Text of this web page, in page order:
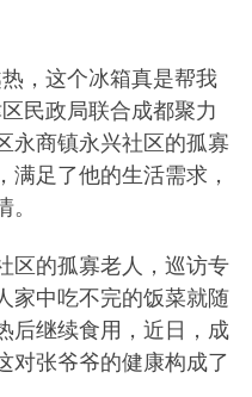
，这个冰箱真是帮我
民政局联合成都聚力
永商镇永兴社区的孤寡
足了他的生活需求，
区的孤寡老人，巡访专
家中吃不完的饭菜就随
后继续食用，近日，成
对张爷爷的健康构成了